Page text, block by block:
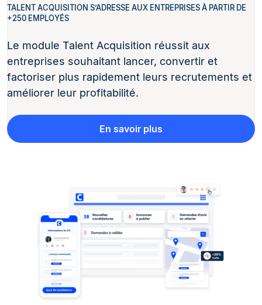
TALENT ACQUISITION S’ADRESSE AUX ENTREPRISES À PARTIR DE
+250 EMPLOYÉS
Le module Talent Acquisition réussit aux
entreprises souhaitant lancer, convertir et
factoriser plus rapidement leurs recrutements et
améliorer leur profitabilité.
En savoir plus